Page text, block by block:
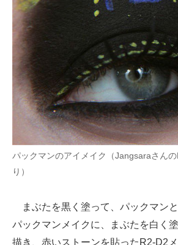
AI活用のいまが分かる
企業ITのトレンドを詳説
経営リーダーのコミュニティ
マーケ×ITの今がよく分かる
ITエンジニア向け専門サイト
企業向けIT製品の総合サイト
IT製品の技術・比較・事例
モノづくり技術者専門サイト
エレクトロニクス専門サイト
パックマンのアイメイク（Jangsaraさん
り）
まぶたを黒く塗って、パックマン
パックマンメイクに、まぶたを白く
描き、赤いストーンを貼ったR2-D2